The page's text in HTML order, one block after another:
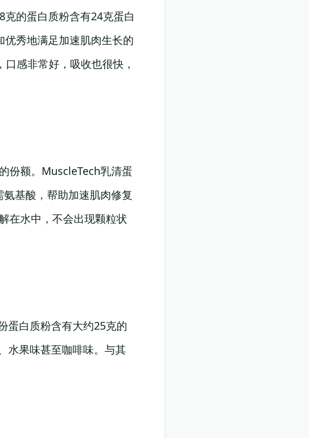
的蛋白质粉含有24克蛋白
秀地满足加速肌肉生长的
感非常好，吸收也很快，
份额。MuscleTech乳清蛋
基酸，帮助加速肌肉修复
在水中，不会出现颗粒状
蛋白质粉含有大约25克的
水果味甚至咖啡味。与其